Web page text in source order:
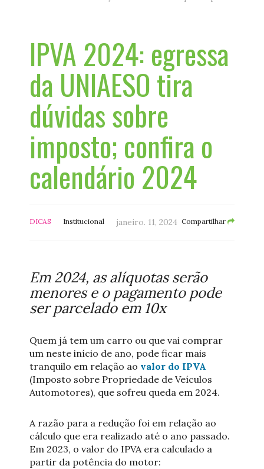
IPVA 2024: egressa
da UNIAESO tira
dúvidas sobre
imposto; confira o
calendário 2024
DICAS Institucional janeiro. 11, 2024 Compartilhar
Em 2024, as alíquotas serão
menores e o pagamento pode
ser parcelado em 10x
Quem já tem um carro ou que vai comprar
um neste início de ano, pode ficar mais
tranquilo em relação ao valor do IPVA
(Imposto sobre Propriedade de Veículos
Automotores), que sofreu queda em 2024.
A razão para a redução foi em relação ao
cálculo que era realizado até o ano passado.
Em 2023, o valor do IPVA era calculado a
partir da potência do motor: